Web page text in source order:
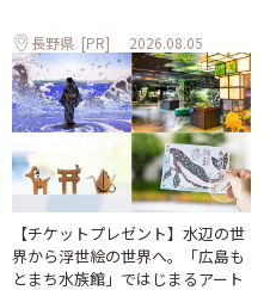
長野県 [PR] 2026.08.05
【チケットプレゼント】水辺の世
界から浮世絵の世界へ。「広島も
とまち水族館」ではじまるアート